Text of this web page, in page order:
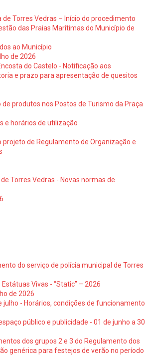
Torres Vedras – Início do procedimento
das Praias Marítimas do Município de
ao Município
de 2026
do Castelo - Notificação aos
e prazo para apresentação de quesitos
produtos nos Postos de Turismo da Praça
e horários de utilização
de Regulamento de Organização e
Torres Vedras - Novas normas de
do serviço de polícia municipal de Torres
Vivas - “Static” – 2026
de 2026
julho - Horários, condições de funcionamento
público e publicidade - 01 de junho a 30
dos grupos 2 e 3 do Regulamento dos
genérica para festejos de verão no período